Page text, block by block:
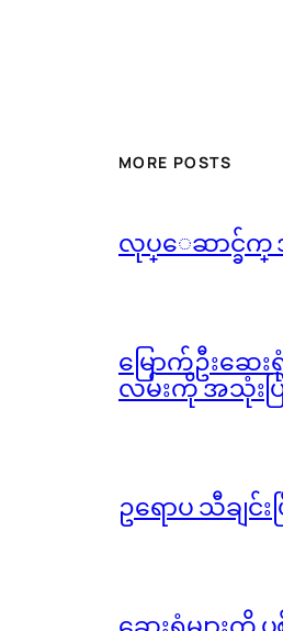
MORE POSTS
လုပ္ေဆာင္ခ်က္ အ
မြောက်ဦးဆေ
လမ်းကို အသုံးပ
ဥရောပ သီချ